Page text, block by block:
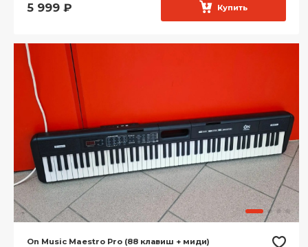
5 999 ₽ Купить
On Music Maestro Pro (88 клавиш + миди)